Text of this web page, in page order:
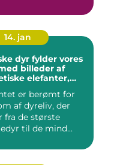
14. jan
dyr fylder vores
billeder af
elefanter,
er berømt for
af dyreliv, der
fra de største
til de mind...